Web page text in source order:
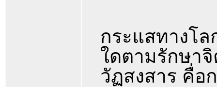
กระแสทางโ
ใดตามรักษา
วัฏสงสาร คื่อ